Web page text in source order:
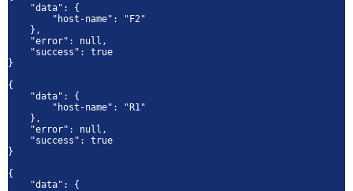
"data": {
"host-name": "F2"
},
"error": null,
"success": true
}
{
"data": {
"host-name": "R1"
},
"error": null,
"success": true
}
{
"data": {